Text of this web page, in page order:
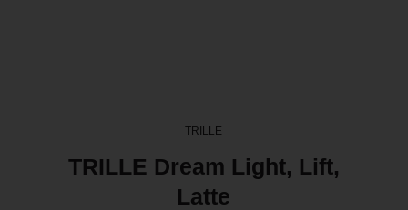
TRILLE
TRILLE Dream Light, Lift,
Latte